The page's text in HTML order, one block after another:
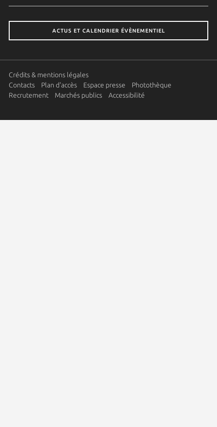
ACTUS ET CALENDRIER ÉVÈNEMENTIEL
Crédits & mentions légales
Contacts
Plan d'accès Espace presse
Photothèque
Recrutement
Marchés publics Accessibilité